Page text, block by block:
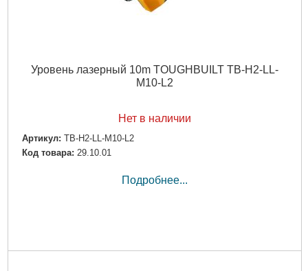
Уровень лазерный 10m TOUGHBUILT TB-H2-LL-
M10-L2
Нет в наличии
Артикул: TB-H2-LL-M10-L2
Код товара: 29.10.01
Подробнее...